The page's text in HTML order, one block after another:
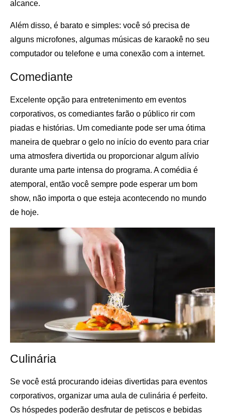
alcance.
Além disso, é barato e simples: você só precisa de
alguns microfones, algumas músicas de karaokê no seu
computador ou telefone e uma conexão com a internet.
Comediante
Excelente opção para entretenimento em eventos
corporativos, os comediantes farão o público rir com
piadas e histórias. Um comediante pode ser uma ótima
maneira de quebrar o gelo no início do evento para criar
uma atmosfera divertida ou proporcionar algum alívio
durante uma parte intensa do programa. A comédia é
atemporal, então você sempre pode esperar um bom
show, não importa o que esteja acontecendo no mundo
de hoje.
Culinária
Se você está procurando ideias divertidas para eventos
corporativos, organizar uma aula de culinária é perfeito.
Os hóspedes poderão desfrutar de petiscos e bebidas